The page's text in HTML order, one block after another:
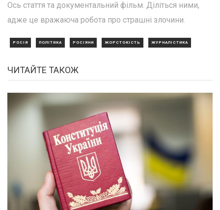
Ось стаття та документальний фільм. Діліться ними,
адже це вражаюча робота про страшні злочини.
РОСІЯ ПОЛІТИКА РОСІЯНИ ЖОРСТОКІСТЬ ЖУРНАЛІСТИКА
ЧИТАЙТЕ ТАКОЖ